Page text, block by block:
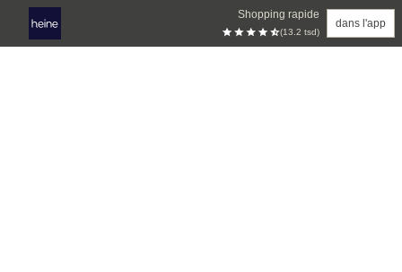
Shopping rapide
(13.2 tsd)
dans l'app